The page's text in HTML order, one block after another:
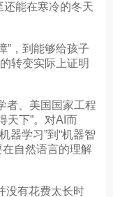
能在寒冷的冬天
，到能够给孩子
转变实际上证明
、美国国家工程
天下”。对AI而
器学习”到“机器智
在自然语言的理解
没有花费太长时